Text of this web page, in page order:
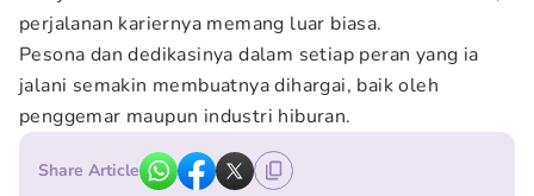
perjalanan kariernya memang luar biasa.
Pesona dan dedikasinya dalam setiap peran yang ia
jalani semakin membuatnya dihargai, baik oleh
penggemar maupun industri hiburan.
Share Article